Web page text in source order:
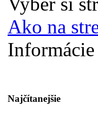
Ako na
Najčítanejšie